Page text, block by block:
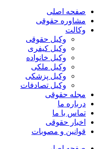
صفحه اصلی
مشاوره حقوقی
وکالت
وکیل حقوقی
وکیل کیفری
وکیل خانواده
وکیل ملکی
وکیل پزشکی
وکیل تصادفات
مجله حقوقی
درباره ما
تماس با ما
اخبار حقوقی
قوانین و مصوبات